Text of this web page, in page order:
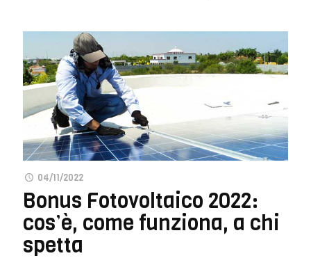
04/11/2022
Bonus Fotovoltaico 2022:
cos’è, come funziona, a chi
spetta